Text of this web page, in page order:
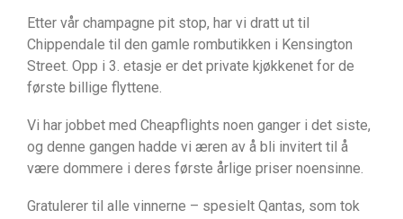
Etter vår champagne pit stop, har vi dratt ut til
Chippendale til den gamle rombutikken i Kensington
Street. Opp i 3. etasje er det private kjøkkenet for de
første billige flyttene.
Vi har jobbet med Cheapflights noen ganger i det siste,
og denne gangen hadde vi æren av å bli invitert til å
være dommere i deres første årlige priser noensinne.
Gratulerer til alle vinnerne – spesielt Qantas, som tok